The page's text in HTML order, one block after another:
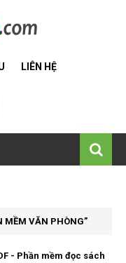
LIÊN HỆ
MỀM VĂN PHÒNG
- Phần mềm đọc sách